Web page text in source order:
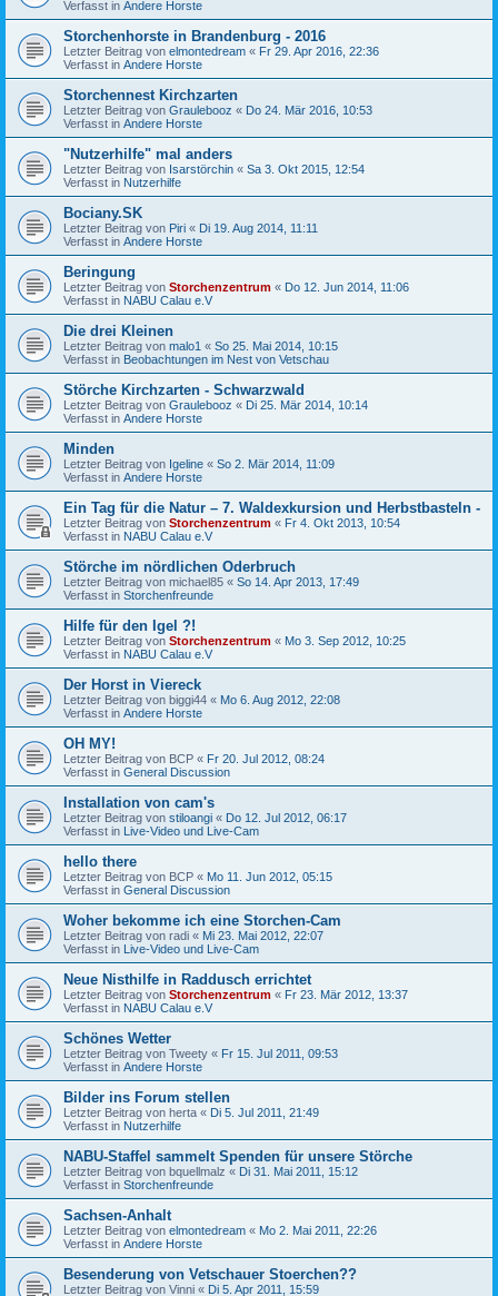
Verfasst in Andere Horste
Storchenhorste in Brandenburg - 2016
Letzter Beitrag von elmontedream « Fr 29. Apr 2016, 22:36
Verfasst in Andere Horste
Storchennest Kirchzarten
Letzter Beitrag von Graulebooz « Do 24. Mär 2016, 10:53
Verfasst in Andere Horste
"Nutzerhilfe" mal anders
Letzter Beitrag von Isarstörchin « Sa 3. Okt 2015, 12:54
Verfasst in Nutzerhilfe
Bociany.SK
Letzter Beitrag von Piri « Di 19. Aug 2014, 11:11
Verfasst in Andere Horste
Beringung
Letzter Beitrag von Storchenzentrum « Do 12. Jun 2014, 11:06
Verfasst in NABU Calau e.V
Die drei Kleinen
Letzter Beitrag von malo1 « So 25. Mai 2014, 10:15
Verfasst in Beobachtungen im Nest von Vetschau
Störche Kirchzarten - Schwarzwald
Letzter Beitrag von Graulebooz « Di 25. Mär 2014, 10:14
Verfasst in Andere Horste
Minden
Letzter Beitrag von Igeline « So 2. Mär 2014, 11:09
Verfasst in Andere Horste
Ein Tag für die Natur – 7. Waldexkursion und Herbstbasteln -
Letzter Beitrag von Storchenzentrum « Fr 4. Okt 2013, 10:54
Verfasst in NABU Calau e.V
Störche im nördlichen Oderbruch
Letzter Beitrag von michael85 « So 14. Apr 2013, 17:49
Verfasst in Storchenfreunde
Hilfe für den Igel ?!
Letzter Beitrag von Storchenzentrum « Mo 3. Sep 2012, 10:25
Verfasst in NABU Calau e.V
Der Horst in Viereck
Letzter Beitrag von biggi44 « Mo 6. Aug 2012, 22:08
Verfasst in Andere Horste
OH MY!
Letzter Beitrag von BCP « Fr 20. Jul 2012, 08:24
Verfasst in General Discussion
Installation von cam's
Letzter Beitrag von stiloangi « Do 12. Jul 2012, 06:17
Verfasst in Live-Video und Live-Cam
hello there
Letzter Beitrag von BCP « Mo 11. Jun 2012, 05:15
Verfasst in General Discussion
Woher bekomme ich eine Storchen-Cam
Letzter Beitrag von radi « Mi 23. Mai 2012, 22:07
Verfasst in Live-Video und Live-Cam
Neue Nisthilfe in Raddusch errichtet
Letzter Beitrag von Storchenzentrum « Fr 23. Mär 2012, 13:37
Verfasst in NABU Calau e.V
Schönes Wetter
Letzter Beitrag von Tweety « Fr 15. Jul 2011, 09:53
Verfasst in Andere Horste
Bilder ins Forum stellen
Letzter Beitrag von herta « Di 5. Jul 2011, 21:49
Verfasst in Nutzerhilfe
NABU-Staffel sammelt Spenden für unsere Störche
Letzter Beitrag von bquellmalz « Di 31. Mai 2011, 15:12
Verfasst in Storchenfreunde
Sachsen-Anhalt
Letzter Beitrag von elmontedream « Mo 2. Mai 2011, 22:26
Verfasst in Andere Horste
Besenderung von Vetschauer Stoerchen??
Letzter Beitrag von Vinni « Di 5. Apr 2011, 15:59